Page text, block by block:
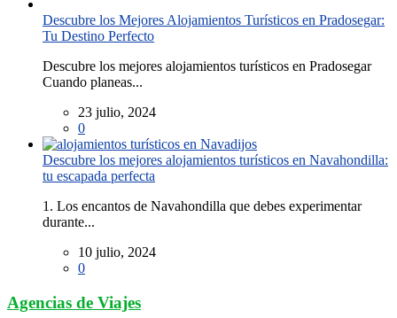
Descubre los Mejores Alojamientos Turísticos en Pradosegar:
Tu Destino Perfecto
Descubre los mejores alojamientos turísticos en Pradosegar
Cuando planeas...
23 julio, 2024
0
Descubre los mejores alojamientos turísticos en Navahondilla:
tu escapada perfecta
1. Los encantos de Navahondilla que debes experimentar
durante...
10 julio, 2024
0
Agencias de Viajes